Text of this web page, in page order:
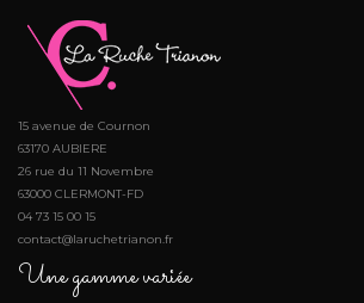
15 avenue de Cournon
63170 AUBIERE
26 rue du 11 Novembre
63000 CLERMONT-FD
04 73 15 00 15
contact@laruchetrianon.fr
Une gamme variée